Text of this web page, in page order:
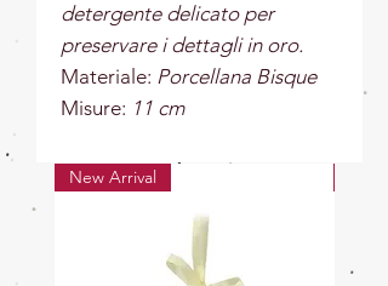
detergente delicato per
preservare i dettagli in oro.
Materiale: Porcellana Bisque
Misure: 11 cm
New Arrival